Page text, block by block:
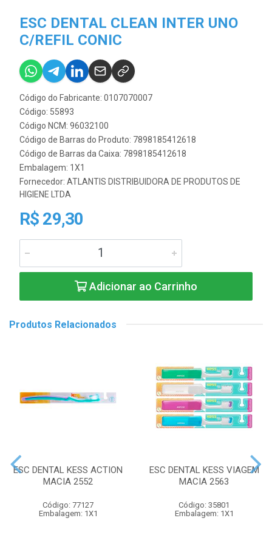
ESC DENTAL CLEAN INTER UNO
C/REFIL CONIC
Código do Fabricante: 0107070007
Código: 55893
Código NCM: 96032100
Código de Barras do Produto: 7898185412618
Código de Barras da Caixa: 7898185412618
Embalagem: 1X1
Fornecedor: ATLANTIS DISTRIBUIDORA DE PRODUTOS DE
HIGIENE LTDA
R$ 29,30
Adicionar ao Carrinho
Produtos Relacionados
ESC DENTAL KESS ACTION
MACIA 2552
Código: 77127
Embalagem: 1X1
ESC DENTAL KESS VIAGEM
MACIA 2563
Código: 35801
Embalagem: 1X1